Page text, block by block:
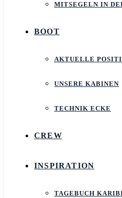
MITSEGELN IN
BOOT
AKTUELLE
UNSERE KABINEN
TECHNIK ECKE
CREW
INSPIRATION
TAGEBUCH